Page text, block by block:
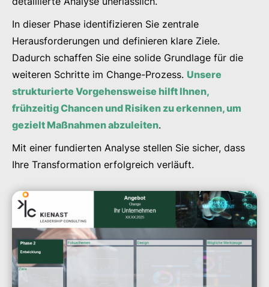
In dieser Phase identifizieren Sie zentrale
Herausforderungen und definieren klare Ziele.
Dadurch schaffen Sie eine solide Grundlage für die
weiteren Schritte im Change-Prozess. Unsere
strukturierte Vorgehensweise hilft Ihnen,
frühzeitig Chancen und Risiken zu erkennen, um
gezielt Maßnahmen abzuleiten.
Mit einer fundierten Analyse stellen Sie sicher, dass
Ihre Transformation erfolgreich verläuft.